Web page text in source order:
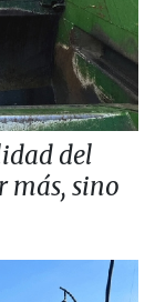
del
más, sino